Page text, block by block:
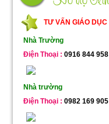
TƯ VẤN GIÁO DỤC
Nhà Trường
Điện Thoại : 0916 844 958
Nhà trường
Điện Thoại : 0982 169 905